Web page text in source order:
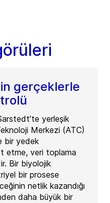
gerçeklerle
yerleşik
Merkezi (ATC)
bir yedek
etme, veri toplama
Bir biyolojik
bir prosese
netlik kazandığı
daha büyük bir